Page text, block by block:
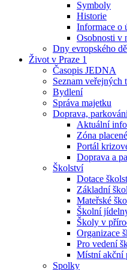
Symboly
Historie
Informace o
Osobnosti v
Dny evropského
Život v Praze 1
Časopis JEDNA
Seznam veřejných
Bydlení
Správa majetku
Doprava,
Aktuální
Zóna
Portál
Doprava a
Školství
Dotace
Základní
Mateřské
Školní
Školy v
Organizace
Pro vedení
Místní akční
Spolky